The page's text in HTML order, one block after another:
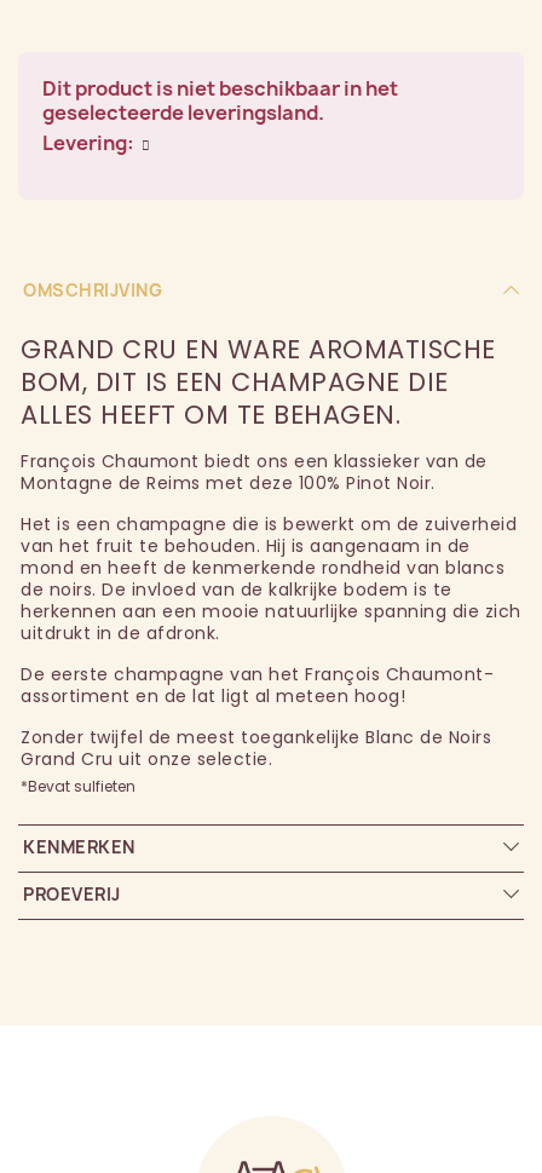
Dit product is niet beschikbaar in het
geselecteerde leveringsland.
Levering:
OMSCHRIJVING
GRAND CRU EN WARE AROMATISCHE
BOM, DIT IS EEN CHAMPAGNE DIE
ALLES HEEFT OM TE BEHAGEN.
François Chaumont biedt ons een klassieker van de
Montagne de Reims met deze 100% Pinot Noir.
Het is een champagne die is bewerkt om de zuiverheid
van het fruit te behouden. Hij is aangenaam in de
mond en heeft de kenmerkende rondheid van blancs
de noirs. De invloed van de kalkrijke bodem is te
herkennen aan een mooie natuurlijke spanning die zich
uitdrukt in de afdronk.
De eerste champagne van het François Chaumont-
assortiment en de lat ligt al meteen hoog!
Zonder twijfel de meest toegankelijke Blanc de Noirs
Grand Cru uit onze selectie.
*Bevat sulfieten
KENMERKEN
PROEVERIJ